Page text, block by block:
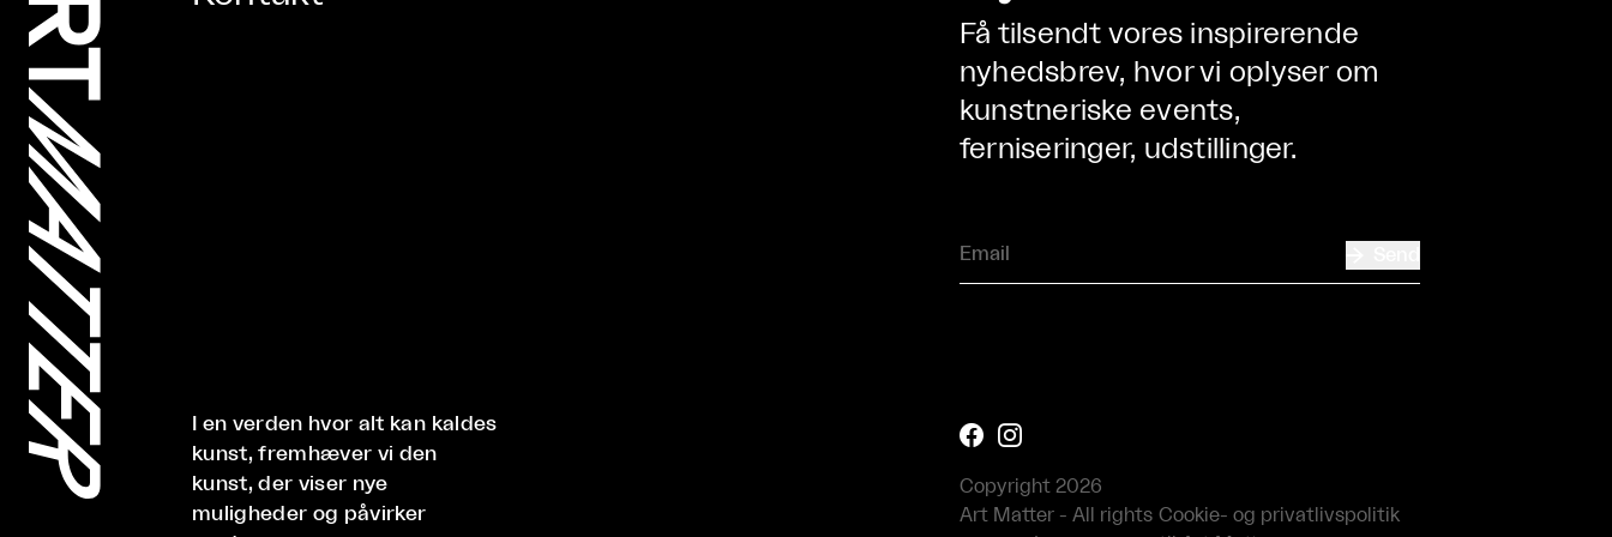
I en verden hvor alt kan kaldes
kunst, fremhæver vi den
kunst, der viser nye
muligheder og påvirker
Få tilsendt vores inspirerende
nyhedsbrev, hvor vi oplyser om
kunstneriske events,
ferniseringer, udstillinger.
 
Copyright 2026
Art Matter - All rights Cookie- og privatlivspolitik